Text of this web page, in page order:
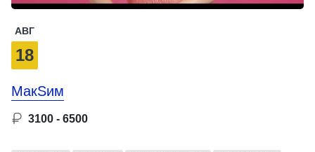
АВГ
18
МакSим
3100 - 6500